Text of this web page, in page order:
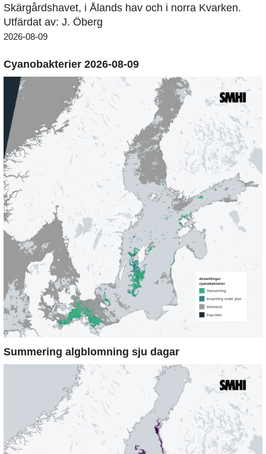
Skärgårdshavet, i Ålands hav och i norra Kvarken.
Utfärdat av: J. Öberg
2026-08-09
Cyanobakterier 2026-08-09
Summering algblomning sju dagar